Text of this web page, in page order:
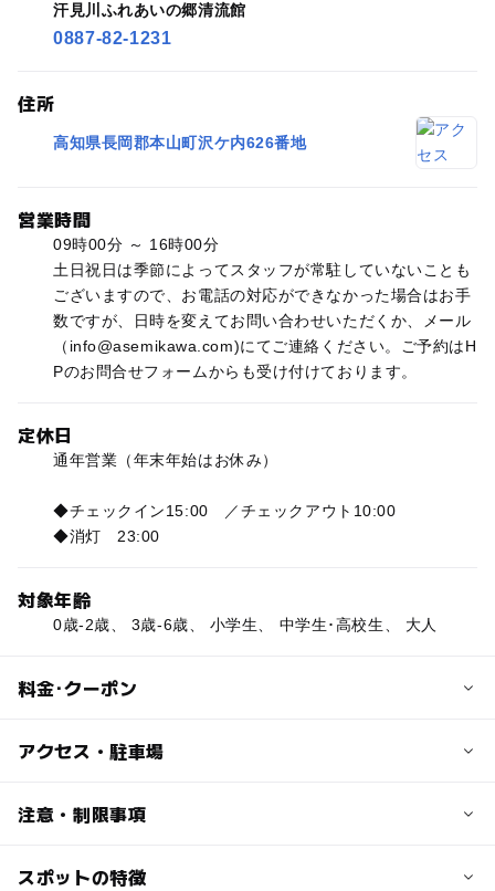
汗見川ふれあいの郷清流館
0887-82-1231
住所
高知県長岡郡本山町沢ケ内626番地
営業時間
09時00分 ～ 16時00分
土日祝日は季節によってスタッフが常駐していないことも
ございますので、お電話の対応ができなかった場合はお手
数ですが、日時を変えてお問い合わせいただくか、メール
（info@asemikawa.com)にてご連絡ください。ご予約はH
Pのお問合せフォームからも受け付けております。
定休日
通年営業（年末年始はお休み）
◆チェックイン15:00 ／チェックアウト10:00
◆消灯 23:00
対象年齢
0歳-2歳、 3歳-6歳、 小学生、 中学生･高校生、 大人
料金･クーポン
子供の料金
さい。
アクセス・駐車場
交通アクセス
注意・制限事項
■メールでのお問合せをご希望の方は下記メールアドレス
スポットの特徴